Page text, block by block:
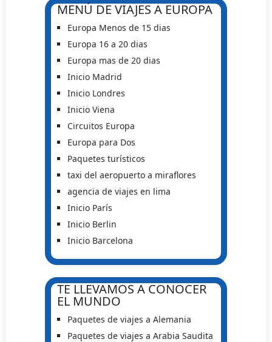
MENÚ DE VIAJES A EUROPA
Europa Menos de 15 dias
Europa 16 a 20 dias
Europa mas de 20 dias
Inicio Madrid
Inicio Londres
Inicio Viena
Circuitos Europa
Europa para Dos
Paquetes turísticos
taxi del aeropuerto a miraflores
agencia de viajes en lima
Inicio París
Inicio Berlin
Inicio Barcelona
TE LLEVAMOS A CONOCER
EL MUNDO
Paquetes de viajes a Alemania
Paquetes de viajes a Arabia Saudita